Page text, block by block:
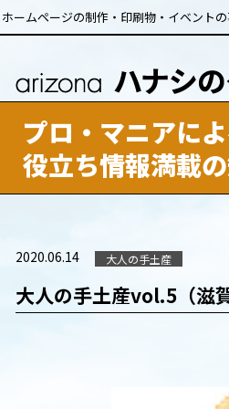
ホームページの制作・印刷物・イベント
プロ・マニアに
役立ち情報満載
2020.06.14 大人の手土産
大人の手土産vol.5（滋